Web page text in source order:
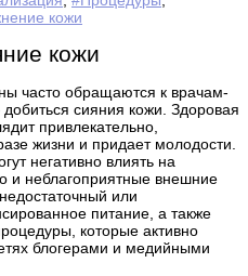
кожи
кожи
часто обращаются к врачам-
сияния кожи. Здоровая
привлекательно,
жизни и придает молодости.
негативно влиять на
и неблагоприятные внешние
или
питание, а также
которые активно
блогерами и медийными